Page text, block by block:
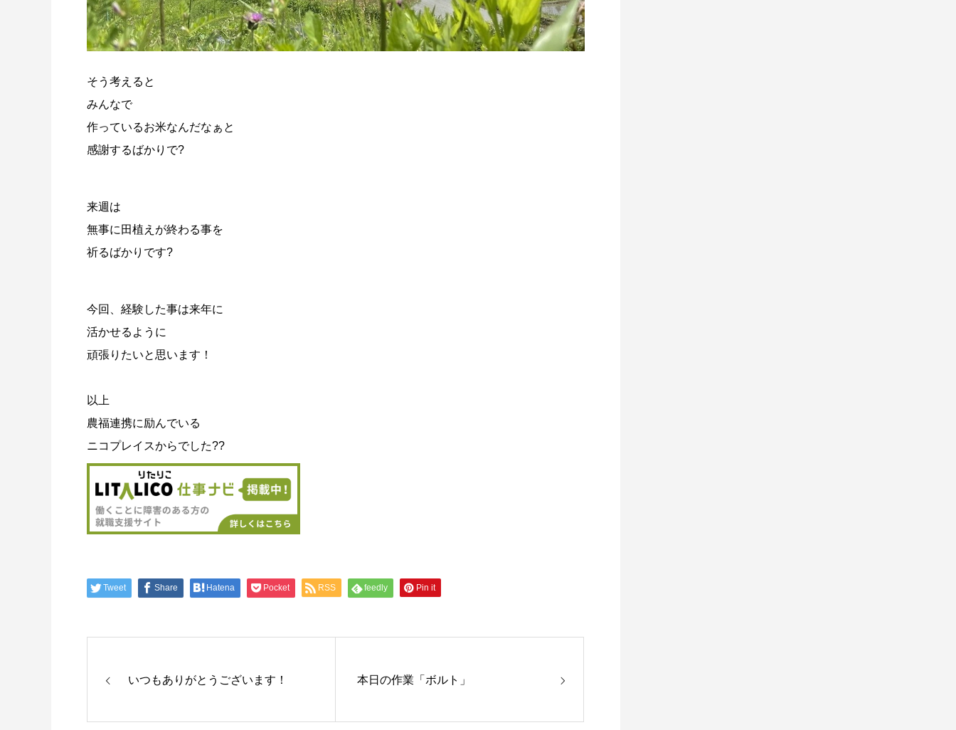
そう考えると
みんなで
作っているお米なんだなぁと
感謝するばかりで?
来週は
無事に田植えが終わる事を
祈るばかりです?
今回、経験した事は来年に
活かせるように
頑張りたいと思います！
以上
農福連携に励んでいる
ニコプレイスからでした??
Tweet Share Hatena Pocket RSS feedly Pin it
いつもありがとうございます！ 本日の作業「ボルト」